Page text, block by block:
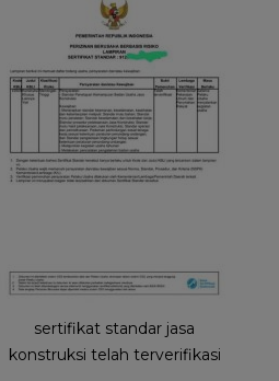
sertifikat standar jasa
konstruksi telah terverifikasi